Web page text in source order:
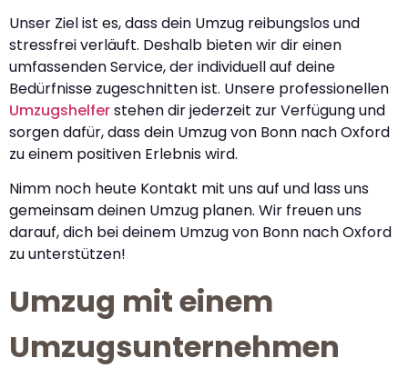
Unser Ziel ist es, dass dein Umzug reibungslos und
stressfrei verläuft. Deshalb bieten wir dir einen
umfassenden Service, der individuell auf deine
Bedürfnisse zugeschnitten ist. Unsere professionellen
Umzugshelferstehen dir jederzeit zur Verfügung und
sorgen dafür, dass dein Umzug von Bonn nach Oxford
zu einem positiven Erlebnis wird.
Nimm noch heute Kontakt mit uns auf und lass uns
gemeinsam deinen Umzug planen. Wir freuen uns
darauf, dich bei deinem Umzug von Bonn nach Oxford
zu unterstützen!
Umzug mit einem
Umzugsunternehmen